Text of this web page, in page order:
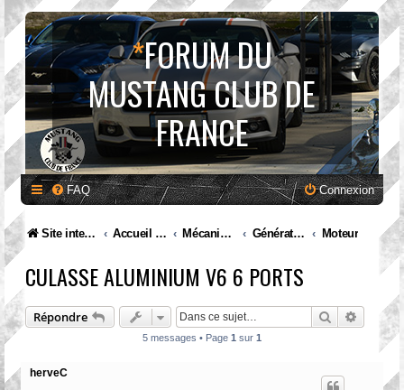
*FORUM DU
MUSTANG CLUB DE
FRANCE
FAQ Connexion
Site internet MCF Accueil Forum Mécanique et entretien Génération III. Mustang (1979 à 1993) Moteur
CULASSE ALUMINIUM V6 6 PORTS
Répondre Rechercher
5 messages • Page 1 sur 1
herveC